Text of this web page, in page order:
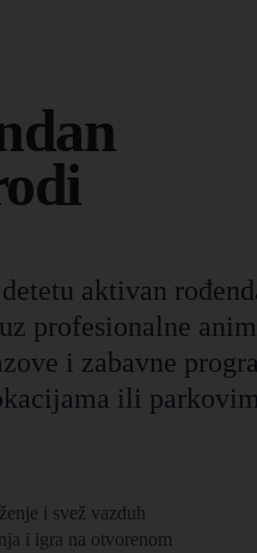
aktivan
profesionalne
i zabavne
ili
i svež vazduh
i igra na otvorenom